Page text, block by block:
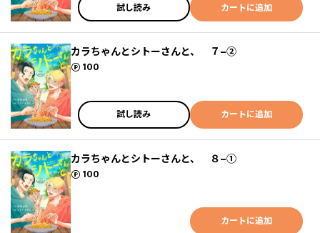
試し読み カートに追加
カラちゃんとシトーさんと、 ７−②
100
ポイント
試し読み カートに追加
カラちゃんとシトーさんと、 ８−①
100
ポイント
カートに追加